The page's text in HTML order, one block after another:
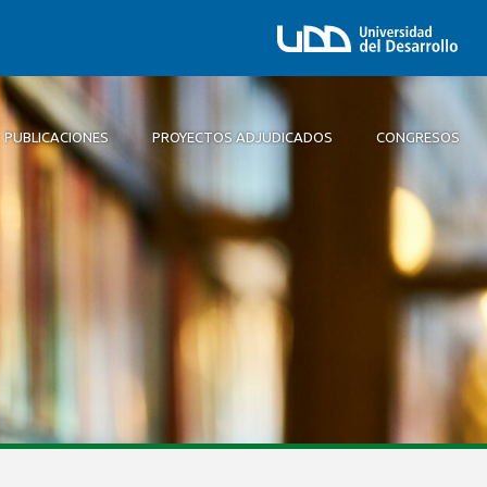
Misión y Visión
PUBLICACIONES PROYECTOS ADJUDICADOS CONGRESOS